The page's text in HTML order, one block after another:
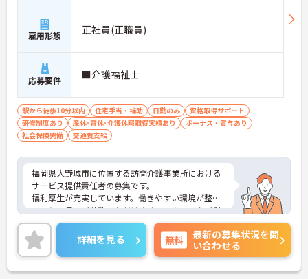
雇用形態 正社員(正職員)
応募要件 ■介護福祉士
駅から徒歩10分以内 住宅手当・補助 日勤のみ
資格取得サポート
研修制度あり
産休･育休･介護休暇取得実績あり
ボーナス・賞与あり
社会保険完備
交通費支給
福岡県大野城市に位置する訪問介護事業所における
サービス提供責任者の募集です。
福利厚生が充実しています。働きやすい環境が整っ
ており、長くご勤務いただけます。スタッフやご利
用者など、どんな方とも円滑にコミュニケーション
をとれる方を募集しています。
ご興味のある方には、面接対策ポイントなど、さら
に詳細をお話しいたしますのでお気軽にご相談くだ
さい！
詳細を見る 無料
最新の募集状況を問
い合わせる